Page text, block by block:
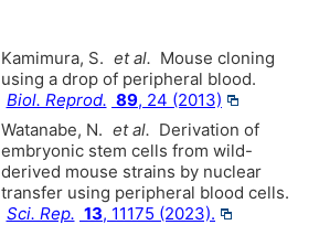
Kamimura, S. et al. Mouse cloning
using a drop of peripheral blood.
Biol. Reprod. 89, 24 (2013)
Watanabe, N. et al. Derivation of
embryonic stem cells from wild-
derived mouse strains by nuclear
transfer using peripheral blood cells.
Sci. Rep. 13, 11175 (2023).